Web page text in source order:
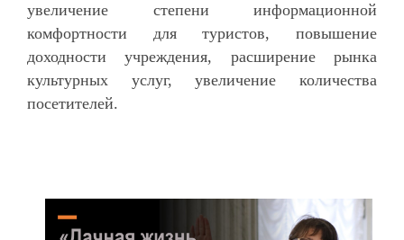
увеличение степени информационной
комфортности для туристов, повышение
доходности учреждения, расширение рынка
культурных услуг, увеличение количества
посетителей.